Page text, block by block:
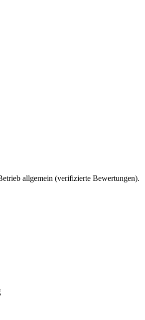
allgemein (verifizierte Bewertungen).